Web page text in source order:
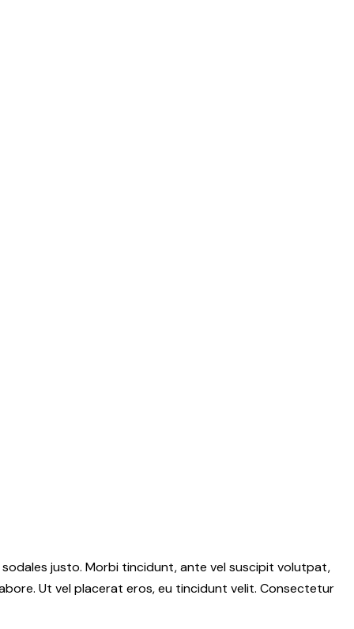
sodales justo. Morbi tincidunt, ante vel suscipit volutpat,
Ut vel placerat eros, eu tincidunt velit. Consectetur